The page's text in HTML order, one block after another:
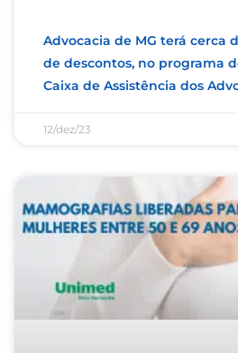
Advocacia de MG terá cerca
de descontos, no programa
Caixa de Assistência dos
12/dez/23